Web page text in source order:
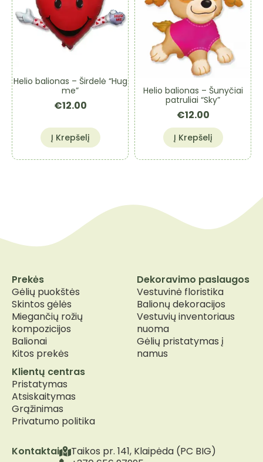
Helio balionas – Širdelė “Hug
me”
€12.00
Į Krepšelį
Helio balionas – Šunyčiai
patruliai “Sky”
€12.00
Į Krepšelį
Kontaktai
Taikos pr. 141, Klaipėda (PC BIG)
Prekės
Gėlių puokštės
Skintos gėlės
Miegančių rožių
kompozicijos
Balionai
Kitos prekės
Dekoravimo paslaugos
Vestuvinė floristika
Balionų dekoracijos
Vestuvių inventoriaus
nuoma
Gėlių pristatymas į
namus
Klientų centras
Pristatymas
Atsiskaitymas
Grąžinimas
Privatumo politika